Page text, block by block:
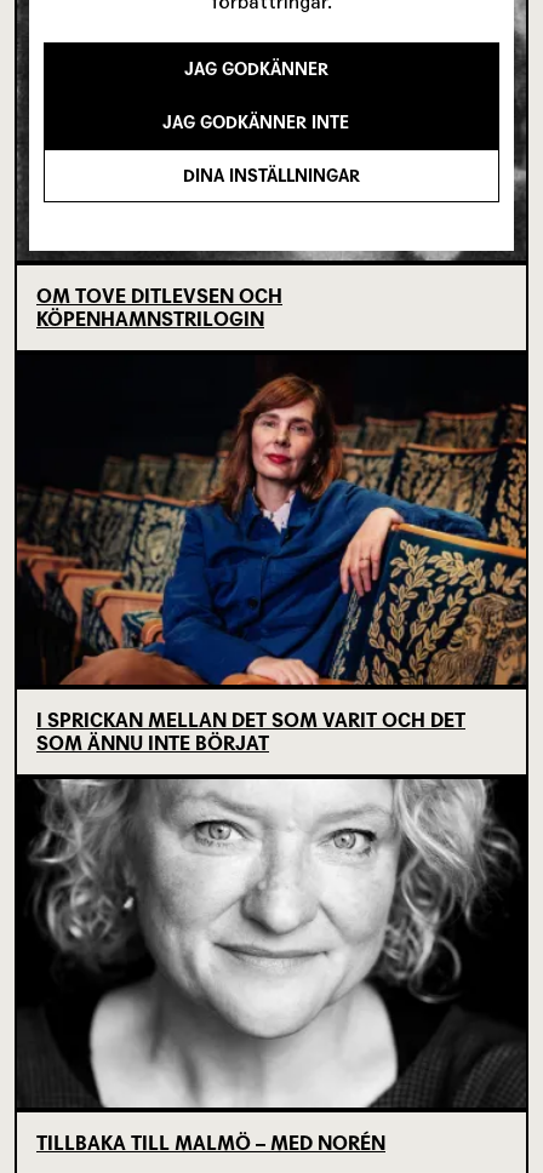
OM TOVE DITLEVSEN OCH
KÖPENHAMNSTRILOGIN
I SPRICKAN MELLAN DET SOM VARIT OCH DET
SOM ÄNNU INTE BÖRJAT
TILLBAKA TILL MALMÖ – MED NORÉN
JAG GODKÄNNER
JAG GODKÄNNER INTE
DINA INSTÄLLNINGAR